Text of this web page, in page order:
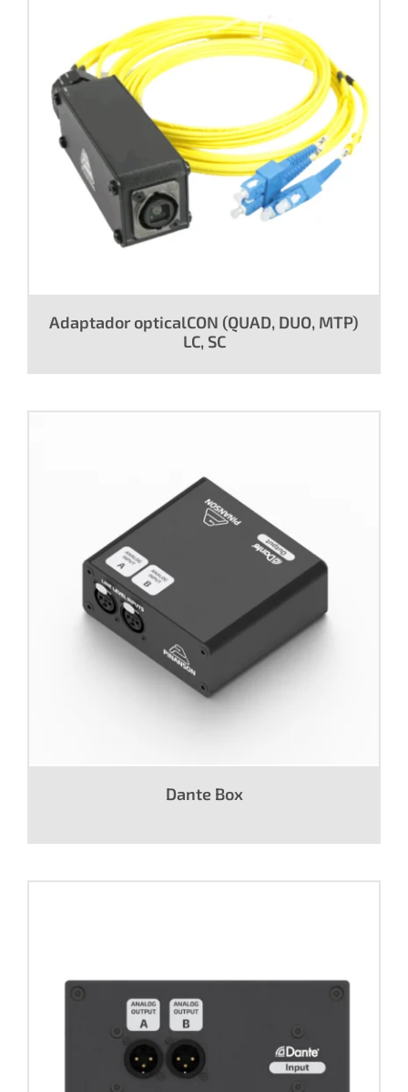
Adaptador opticalCON (QUAD, DUO, MTP)
LC, SC
Dante Box